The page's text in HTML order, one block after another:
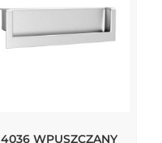
4036 WPUSZCZANY